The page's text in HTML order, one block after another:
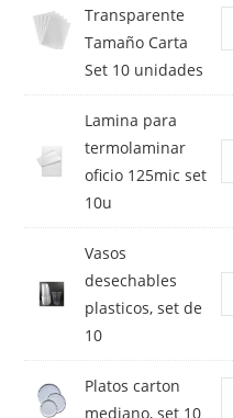
Transparente
Tamaño Carta
Set 10 unidades
Lamina para
termolaminar
oficio 125mic set
10u
Vasos
desechables
plasticos, set de
10
Platos carton
mediano, set 10